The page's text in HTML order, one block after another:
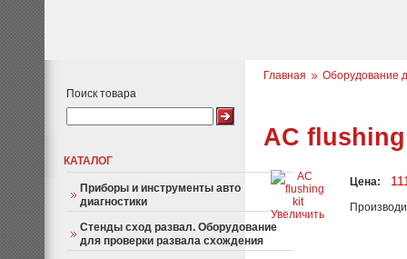
Поиск товара
КАТАЛОГ
Приборы и инструменты авто
диагностики
Стенды сход развал. Оборудование
для проверки развала схождения
Главная Оборудование
AC
Увеличить
Цена: